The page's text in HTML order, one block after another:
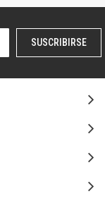
SUSCRIBIRSE